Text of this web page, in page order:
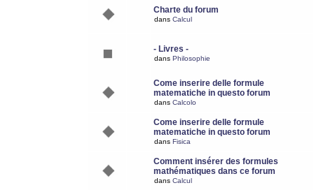
Charte du forum
dans Calcul
- Livres -
dans Philosophie
Come inserire delle formule
matematiche in questo forum
dans Calcolo
Come inserire delle formule
matematiche in questo forum
dans Fisica
Comment insérer des formules
mathématiques dans ce forum
dans Calcul